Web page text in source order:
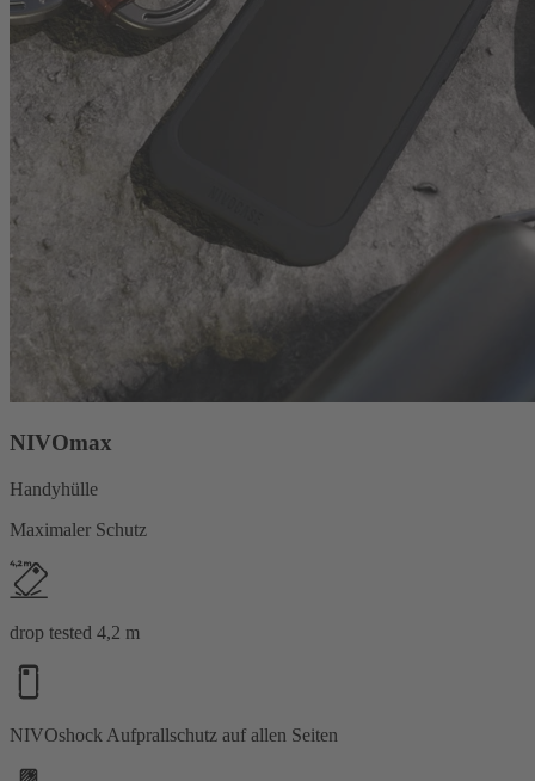
NIVOmax
Handyhülle
Maximaler Schutz
drop tested 4,2 m
NIVOshock Aufprallschutz auf allen Seiten